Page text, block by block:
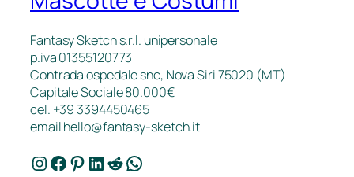
Fantasy Sketch s.r.l. unipersonale
p.iva 01355120773
Contrada ospedale snc, Nova Siri 75020 (MT)
Capitale Sociale 80.000€
cel. +39 3394450465
emailhello@fantasy-sketch.it
Instagram Facebook Pinterest LinkedIn Reddit WhatsApp